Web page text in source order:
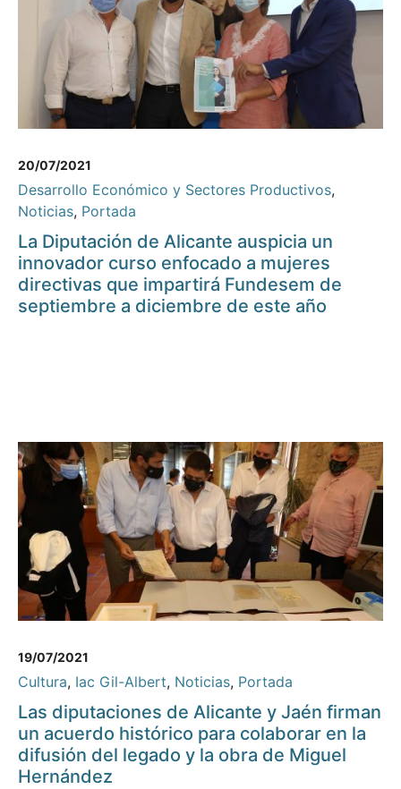
20/07/2021
Desarrollo Económico y Sectores Productivos,
Noticias, Portada
La Diputación de Alicante auspicia un
innovador curso enfocado a mujeres
directivas que impartirá Fundesem de
septiembre a diciembre de este año
19/07/2021
Cultura, Iac Gil-Albert, Noticias, Portada
Las diputaciones de Alicante y Jaén firman
un acuerdo histórico para colaborar en la
difusión del legado y la obra de Miguel
Hernández